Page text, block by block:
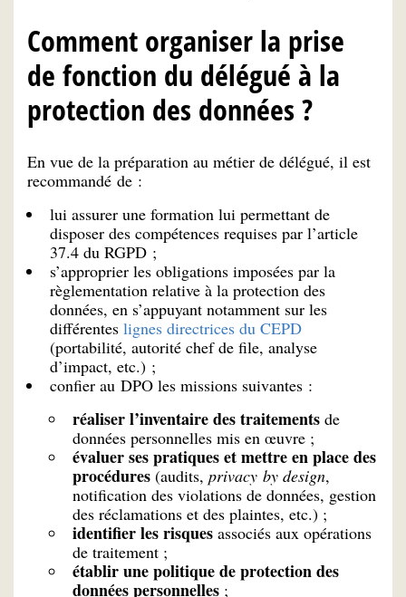
Comment organiser la prise
de fonction du délégué à la
protection des données ?
En vue de la préparation au métier de délégué, il est
recommandé de :
lui assurer une formation lui permettant de
disposer des compétences requises par l’article
37.4 du RGPD ;
s’approprier les obligations imposées par la
règlementation relative à la protection des
données, en s’appuyant notamment sur les
différentes lignes directrices du CEPD
(portabilité, autorité chef de file, analyse
d’impact, etc.) ;
confier au DPO les missions suivantes :
réaliser l’inventaire des traitements de
données personnelles mis en œuvre ;
évaluer ses pratiques et mettre en place des
procédures (audits, privacy by design,
notification des violations de données, gestion
des réclamations et des plaintes, etc.) ;
identifier les risques associés aux opérations
de traitement ;
établir une politique de protection des
données personnelles ;